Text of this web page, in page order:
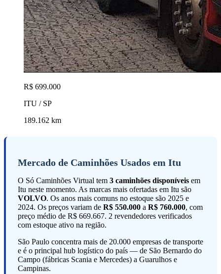
R$ 699.000
ITU / SP
189.162 km
Mercado de Caminhões Usados em Itu
O Só Caminhões Virtual tem 3 caminhões disponíveis em
Itu neste momento. As marcas mais ofertadas em Itu são
VOLVO. Os anos mais comuns no estoque são 2025 e
2024. Os preços variam de R$ 550.000 a R$ 760.000, com
preço médio de R$ 669.667. 2 revendedores verificados
com estoque ativo na região.
São Paulo concentra mais de 20.000 empresas de transporte
e é o principal hub logístico do país — de São Bernardo do
Campo (fábricas Scania e Mercedes) a Guarulhos e
Campinas.